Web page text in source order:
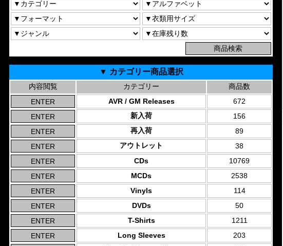
▼ カテゴリー商品選択
内容閲覧 カテゴリー
商品数
AVR / GM Releases
672
新入荷
156
再入荷
89
アウトレット
38
CDs
10769
MCDs
2538
Vinyls
114
DVDs
50
T-Shirts
1211
Long Sleeves
203